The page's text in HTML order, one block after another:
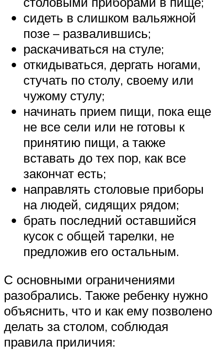
сидеть в слишком вальяжной
позе – развалившись;
раскачиваться на стуле;
откидываться, дергать ногами,
стучать по столу, своему или
чужому стулу;
начинать прием пищи, пока еще
не все сели или не готовы к
принятию пищи, а также
вставать до тех пор, как все
закончат есть;
направлять столовые приборы
на людей, сидящих рядом;
брать последний оставшийся
кусок с общей тарелки, не
предложив его остальным.
С основными ограничениями
разобрались. Также ребенку нужно
объяснить, что и как ему позволено
делать за столом, соблюдая
правила приличия: